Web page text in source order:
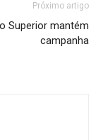
Próximo artigo
Superior mantém
campanha